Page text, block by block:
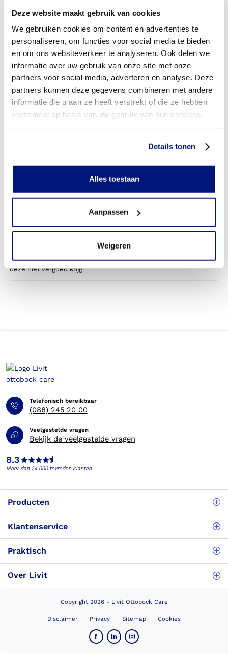
Deze website maakt gebruik van cookies
We gebruiken cookies om content en advertenties te
personaliseren, om functies voor social media te bieden
en om ons websiteverkeer te analyseren. Ook delen we
informatie over uw gebruik van onze site met onze
partners voor social media, adverteren en analyse. Deze
partners kunnen deze gegevens combineren met andere
informatie die u aan ze heeft verstrekt of die ze hebben
verzameld op basis van uw gebruik van hun services.
Details tonen
Alles toestaan
Aanpassen
Weigeren
Wordt mijn voetorthese vergoed vanuit een aanvullende
verzekering?
Is de voetorthese individueel vervaardigd of verkrijgbaar in
Is de voetorthese mijn eigendom?
Wanneer mag mijn voetorthese vervangen worden?
Wat valt er binnen de vergoeding van een voetorthese?
door mijn zorgverzekering?
Kan ik op eigen kosten een orthese bestellen, wanneer ik
deze niet vergoed krijg?
Telefonisch bereikbaar
(088) 245 20 00
Veelgestelde vragen
Bekijk de veelgestelde vragen
8.3
Meer dan 24.000 tevreden klanten
Producten
Klantenservice
Praktisch
Over Livit
Copyright 2026 - Livit Ottobock Care
Disclaimer Privacy Sitemap Cookies